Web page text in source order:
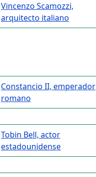
Vincenzo Scamozzi,
arquitecto italiano
Constancio II, emperador
romano
Tobin Bell, actor
estadounidense